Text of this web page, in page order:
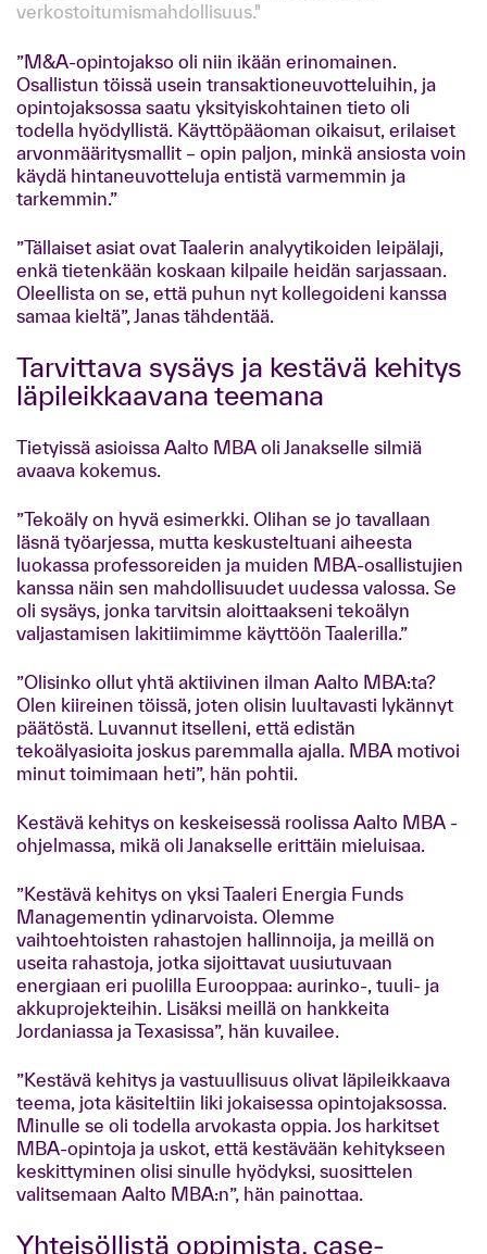
verkostoitumis­mahdollisuus."
”M&A-opintojakso oli niin ikään erinomainen.
Osallistun töissä usein transaktioneuvotteluihin, ja
opintojaksossa saatu yksityiskohtainen tieto oli
todella hyödyllistä. Käyttöpääoman oikaisut, erilaiset
arvonmääritysmallit – opin paljon, minkä ansiosta voin
käydä hintaneuvotteluja entistä varmemmin ja
tarkemmin.”
”Tällaiset asiat ovat Taalerin analyytikoiden leipälaji,
enkä tietenkään koskaan kilpaile heidän sarjassaan.
Oleellista on se, että puhun nyt kollegoideni kanssa
samaa kieltä”, Janas tähdentää.
Tarvittava sysäys ja kestävä kehitys
läpileikkaavana teemana
Tietyissä asioissa Aalto MBA oli Janakselle silmiä
avaava kokemus.
”Tekoäly on hyvä esimerkki. Olihan se jo tavallaan
läsnä työarjessa, mutta keskusteltuani aiheesta
luokassa professoreiden ja muiden MBA-osallistujien
kanssa näin sen mahdollisuudet uudessa valossa. Se
oli sysäys, jonka tarvitsin aloittaakseni tekoälyn
valjastamisen lakitiimimme käyttöön Taalerilla.”
”Olisinko ollut yhtä aktiivinen ilman Aalto MBA:ta?
Olen kiireinen töissä, joten olisin luultavasti lykännyt
päätöstä. Luvannut itselleni, että edistän
tekoälyasioita joskus paremmalla ajalla. MBA motivoi
minut toimimaan heti”, hän pohtii.
Kestävä kehitys on keskeisessä roolissa Aalto MBA -
ohjelmassa, mikä oli Janakselle erittäin mieluisaa.
”Kestävä kehitys on yksi Taaleri Energia Funds
Managementin ydinarvoista. Olemme
vaihtoehtoisten rahastojen hallinnoija, ja meillä on
useita rahastoja, jotka sijoittavat uusiutuvaan
energiaan eri puolilla Eurooppaa: aurinko-, tuuli- ja
akkuprojekteihin. Lisäksi meillä on hankkeita
Jordaniassa ja Texasissa”, hän kuvailee.
”Kestävä kehitys ja vastuullisuus olivat läpileikkaava
teema, jota käsiteltiin liki jokaisessa opintojaksossa.
Minulle se oli todella arvokasta oppia. Jos harkitset
MBA-opintoja ja uskot, että kestävään kehitykseen
keskittyminen olisi sinulle hyödyksi, suosittelen
valitsemaan Aalto MBA:n”, hän painottaa.
Yhteisöllistä oppimista, case-